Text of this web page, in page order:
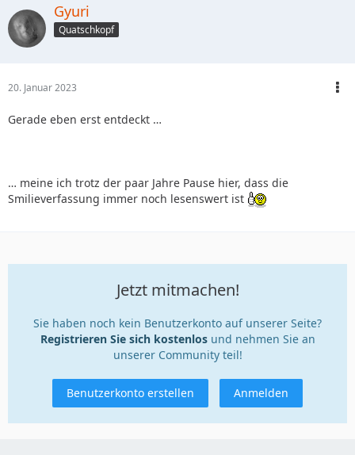
Gyuri
Quatschkopf
20. Januar 2023
Gerade eben erst entdeckt …
… meine ich trotz der paar Jahre Pause hier, dass die
Smilieverfassung immer noch lesenswert ist
Jetzt mitmachen!
Sie haben noch kein Benutzerkonto auf unserer Seite?
Registrieren Sie sich kostenlosund nehmen Sie an
unserer Community teil!
Benutzerkonto erstellen Anmelden